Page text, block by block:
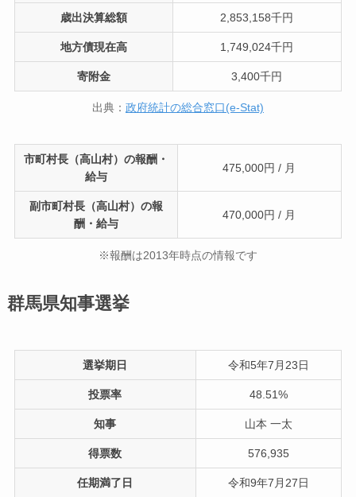
歳出決算総額 2,853,158千円
地方債現在高 1,749,024千円
寄附金 3,400千円
出典： 政府統計の総合窓口(e-Stat)
市町村長（高山村）の報酬・
給与
475,000円 / 月
副市町村長（高山村）の報
酬・給与
470,000円 / 月
※報酬は2013年時点の情報です
群馬県知事選挙
選挙期日 令和5年7月23日
投票率 48.51%
知事 山本 一太
得票数 576,935
任期満了日 令和9年7月27日